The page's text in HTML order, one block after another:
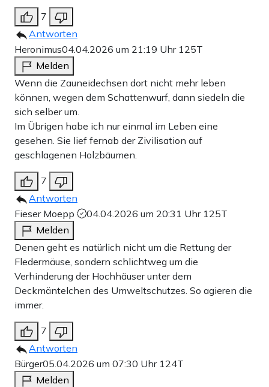
7
Antworten
Heronimus04.04.2026 um 21:19 Uhr 125T
Melden
Wenn die Zauneidechsen dort nicht mehr leben
können, wegen dem Schattenwurf, dann siedeln die
sich selber um.
Im Übrigen habe ich nur einmal im Leben eine
gesehen. Sie lief fernab der Zivilisation auf
geschlagenen Holzbäumen.
7
Antworten
Fieser Moepp
04.04.2026 um 20:31 Uhr 125T
Melden
Denen geht es natürlich nicht um die Rettung der
Fledermäuse, sondern schlichtweg um die
Verhinderung der Hochhäuser unter dem
Deckmäntelchen des Umweltschutzes. So agieren die
immer.
7
Antworten
Bürger05.04.2026 um 07:30 Uhr 124T
Melden